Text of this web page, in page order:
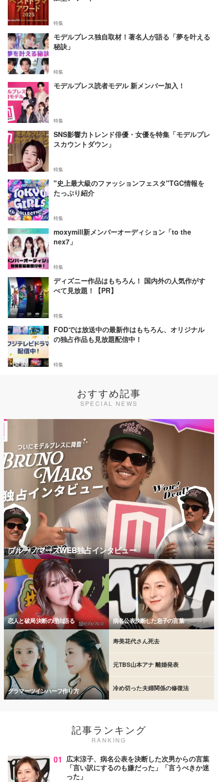
特集
モデルプレス独自取材！著名人が語る「夢を叶える
秘訣」
特集
モデルプレス読者モデル 新メンバー加入！
特集
SNS影響力トレンド俳優・女優を特集「モデルプレ
スカウントダウン」
特集
"史上最大級のファッションフェスタ"TGC情報を
たっぷり紹介
特集
moxymill新メンバーオーディション「to the
nex7」
特集
ディズニー作品はもちろん！ 国内外の人気作がす
べて見放題！【PR】
特集
FODでは放送中の最新作はもちろん、オリジナル
の独占作品も見放題配信中！
特集
おすすめ記事
SPECIAL NEWS
ブルーノマーズWEB独占インタビュー
恋人と破局 決断の理由語る 病名公表決断した息子の言葉
グラマーツインハーフ作り方
寿美花代さん死去
元TBS山本アナ 離婚発表
冷め切った夫婦関係の修復法
記事ランキング
RANKING
01 広末涼子、病名公表を決断した次男からの言葉
「言い訳にするのも嫌だった」「言うべきか迷
った」